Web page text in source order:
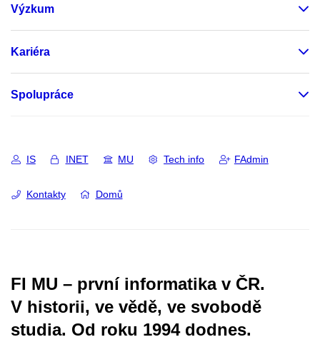
Výzkum
Kariéra
Spolupráce
IS INET MU Tech info FAdmin
Kontakty Domů
FI MU – první informatika v ČR.
V historii, ve vědě, ve svobodě
studia. Od roku 1994 dodnes.